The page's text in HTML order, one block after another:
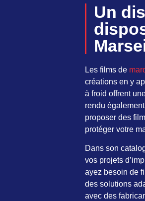
Un
Les films de
créations en y
à froid offrent
rendu
proposer des
protéger votre
Dans son
vos projets
ayez besoin de
des solutions
avec des